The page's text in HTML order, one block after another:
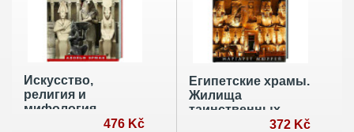
Искусство,
религия и
мифология
Древнего Египта
476 Kč
Египетские храмы.
Жилища
таинственных
372 Kč